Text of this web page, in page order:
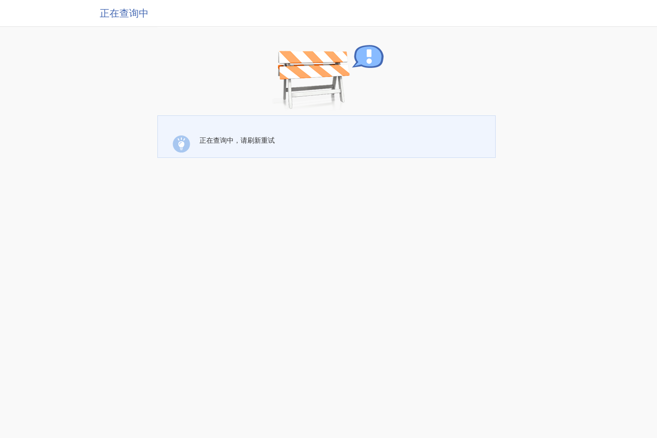
正在查询中
正在查询中，请刷新重试